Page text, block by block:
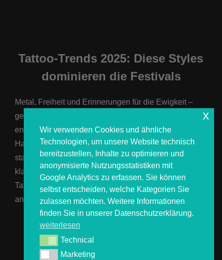
Tattoo-Trends 2025: Diese Styles
dominieren die Festivals
Metal, Freiheit und Erinnerungen für die Ewigkeit –
genau dafür stehen Festival-Tattoos. Jedes Jahr
entstehen neue Trends, die auf Europas Festivals die
Haut erobern. Auch 2025 wird wieder geprägt sein von
starken Symbolen, modernen Techniken und einem
klaren Bezug zur Metal-Kultur. Wir zeigen dir, welche
Tattoo-Stile du auf dem Wacken Open Air 2025 und
anderen …
Wir verwenden Cookies und ähnliche
Technologien, um unsere Website technisch
bereitzustellen, Inhalte zu optimieren und
anonymisierte Nutzungsstatistiken mit
Google Analytics zu erfassen. Sie können
selbst entscheiden, welche Kategorien Sie
zulassen möchten. Weitere Informationen
finden Sie in unserer Datenschutzerklärung.
weiterlesen
TechnicalTechnical
MarketingMarketing
x